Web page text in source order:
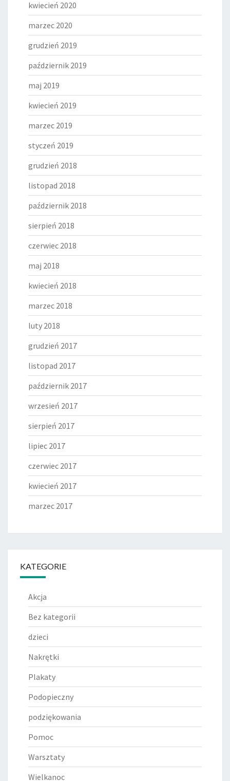
kwiecień 2020
marzec 2020
grudzień 2019
październik 2019
maj 2019
kwiecień 2019
marzec 2019
styczeń 2019
grudzień 2018
listopad 2018
październik 2018
sierpień 2018
czerwiec 2018
maj 2018
kwiecień 2018
marzec 2018
luty 2018
grudzień 2017
listopad 2017
październik 2017
wrzesień 2017
sierpień 2017
lipiec 2017
czerwiec 2017
kwiecień 2017
marzec 2017
KATEGORIE
Akcja
Bez kategorii
dzieci
Nakrętki
Plakaty
Podopieczny
podziękowania
Pomoc
Warsztaty
Wielkanoc